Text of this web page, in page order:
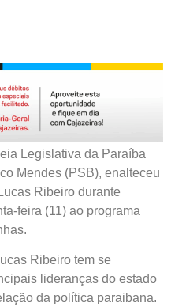
Legislativa da Paraíba
Mendes (PSB), enalteceu
Ribeiro durante
feira (11) ao programa
Ribeiro tem se
lideranças do estado
da política paraibana.